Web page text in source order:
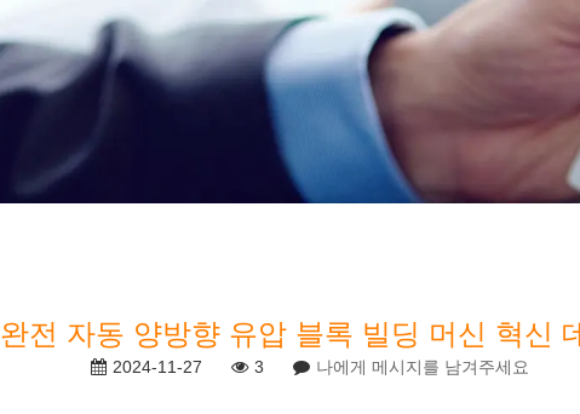
완전 자동 양방향 유압 블록 빌딩 머신 혁신
2024-11-27 3 나에게 메시지를 남겨주세요